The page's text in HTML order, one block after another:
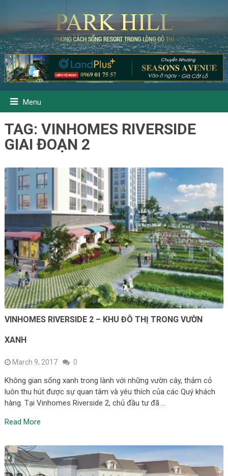
Menu
TAG: VINHOMES RIVERSIDE
GIAI ĐOẠN 2
VINHOMES RIVERSIDE 2 – KHU ĐÔ THỊ TRONG VƯỜN
XANH
March 9, 2017 0
Không gian sống xanh trong lành với những vườn cây, thảm cỏ
luôn thu hút được sự quan tâm và yêu thích của các Quý khách
hàng. Tại Vinhomes Riverside 2, chủ đầu tư đã …
Read More